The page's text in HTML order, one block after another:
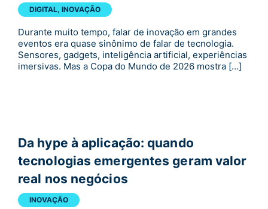
DIGITAL, INOVAÇÃO
Durante muito tempo, falar de inovação em grandes
eventos era quase sinônimo de falar de tecnologia.
Sensores, gadgets, inteligência artificial, experiências
imersivas. Mas a Copa do Mundo de 2026 mostra […]
Da hype à aplicação: quando
tecnologias emergentes geram valor
real nos negócios
INOVAÇÃO